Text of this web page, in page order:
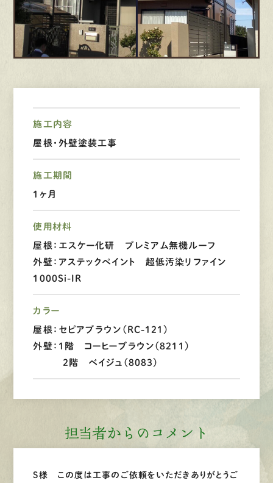
有資格 者 が、無料建物診断 いたします!!
0120-44-2605
Webお問い合わせ
施工内容
屋根・外壁塗装工事
施工期間
1ヶ月
使用材料
屋根：エスケー化研 プレミアム無機ルーフ
外壁：アステックペイント 超低汚染リファイン
1000Si-IR
カラー
屋根：セピアブラウン（RC-121）
外壁：1階 コーヒーブラウン（8211）
2階 ベイジュ（8083）
担当者からのコメント
S様 この度は工事のご依頼をいただきありがとうご